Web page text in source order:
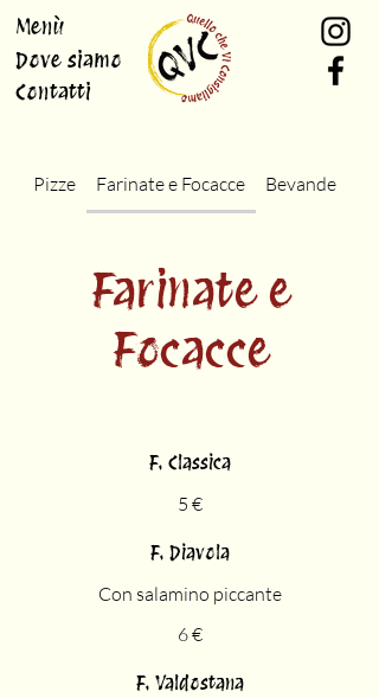
Menù
Dove siamo
Contatti
Pizze Farinate e Focacce Bevande
Farinate e
Focacce
F. Classica
5 €
F. Diavola
Con salamino piccante
6 €
F. Valdostana